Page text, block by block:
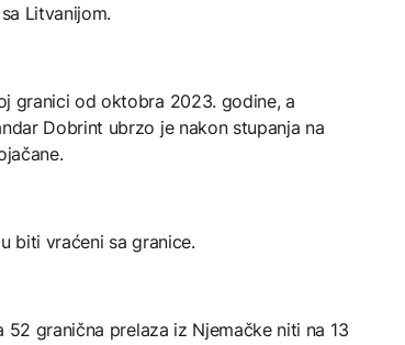
Litvanijom.
granici od oktobra 2023. godine, a
Dobrint ubrzo je nakon stupanja na
biti vraćeni sa granice.
granična prelaza iz Njemačke niti na 13